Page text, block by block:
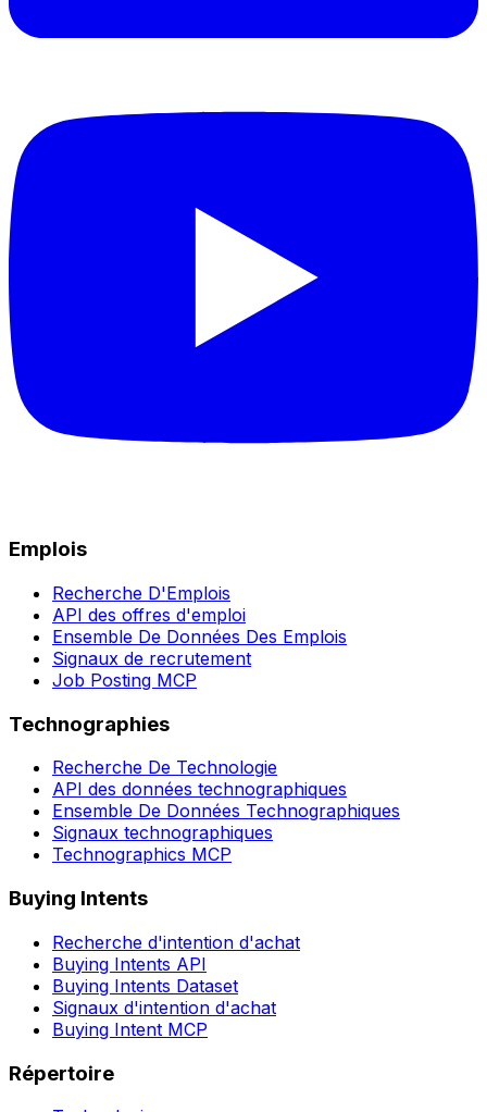
Emplois
Recherche D'Emplois
API des offres d'emploi
Ensemble De Données Des Emplois
Signaux de recrutement
Job Posting MCP
Technographies
Recherche De Technologie
API des données technographiques
Ensemble De Données Technographiques
Signaux technographiques
Technographics MCP
Buying Intents
Recherche d'intention d'achat
Buying Intents API
Buying Intents Dataset
Signaux d'intention d'achat
Buying Intent MCP
Répertoire